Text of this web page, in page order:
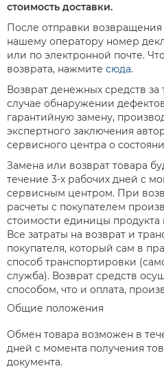
стоимость доставки.
После отправки
нашему оператору номер
или по электронной почте.
возврата, нажмите сюда.
Возврат денежных средств за
случае обнаружении
гарантийную замену,
экспертного заключения
сервисного центра о
Замена или возврат товара
течение 3-х рабочих дней с
сервисным центром. При
расчеты с покупателем
стоимости единицы продукта
Все затраты на возврат и
покупателя, который сам в
способ транспортировки
служба). Возврат средств
способом, что и оплата,
Общие положения
Обмен товара возможен в
дней с момента получения
документа.